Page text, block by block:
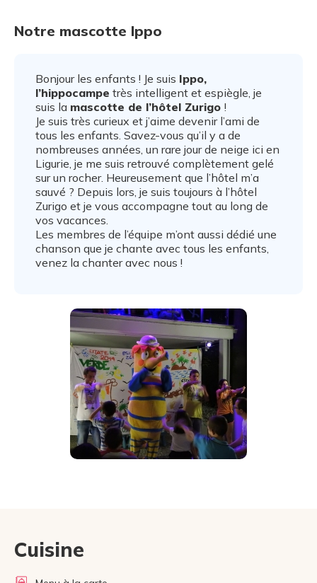
Notre mascotte Ippo
Bonjour les enfants ! Je suis Ippo,
l’hippocampe très intelligent et espiègle, je
suis la mascotte de l’hôtel Zurigo !
Je suis très curieux et j’aime devenir l’ami de
tous les enfants. Savez-vous qu’il y a de
nombreuses années, un rare jour de neige ici en
Ligurie, je me suis retrouvé complètement gelé
sur un rocher. Heureusement que l’hôtel m’a
sauvé ? Depuis lors, je suis toujours à l’hôtel
Zurigo et je vous accompagne tout au long de
vos vacances.
Les membres de l’équipe m’ont aussi dédié une
chanson que je chante avec tous les enfants,
venez la chanter avec nous !
Cuisine